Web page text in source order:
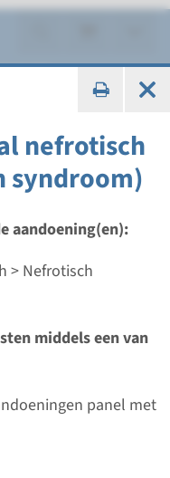
nefrotisch
syndroom)
aandoening(en):
> Nefrotisch
middels een van
panel met
analyse: 4